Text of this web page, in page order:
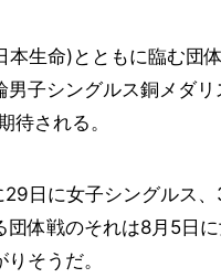
生命)とともに臨む団
子シングルス銅メダ
待される。
日に女子シングルス
体戦のそれは8月5日
そうだ。